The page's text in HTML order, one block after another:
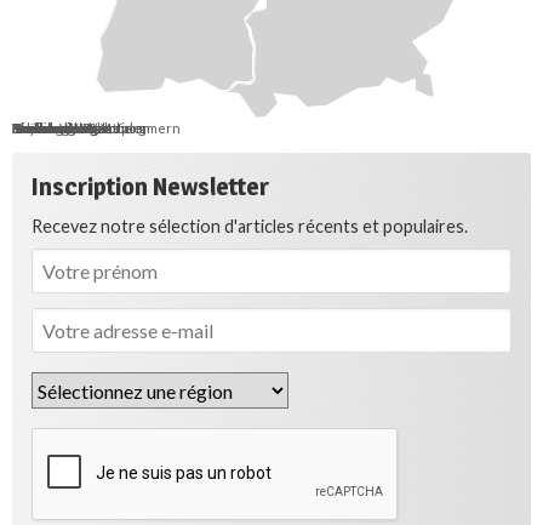
Berlin
Bremen
Hamburg
Saarland
Schleswig-Holstein
Mecklenburg-Vorpommern
Brandenburg
Niedersachsen
Sachsen-Anhalt
Sachsen
Thüringen
Hessen
Nordrhein-Westfalen
Rheinland-Pfalz
Baden-Württemberg
Bayern
Inscription Newsletter
Recevez notre sélection d'articles récents et populaires.